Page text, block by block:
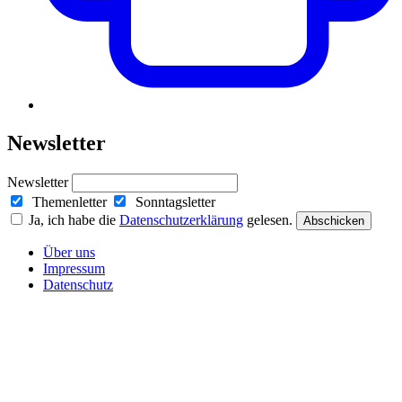
Newsletter
Newsletter
Themenletter
Sonntagsletter
Ja, ich habe die Datenschutzerklärung gelesen. Abschicken
Über uns
Impressum
Datenschutz